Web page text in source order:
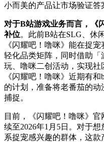
小而美的产品让市场验证答
对于B站游戏业务而言，《
补位。此前B站在SLG 、休
《闪耀吧！噜咪》能在捉
轻化品类矩阵，同时借助「
玩、噜咪二创活动，实现社
《闪耀吧！噜咪》 近期有和
的计划，准备将老番茄的
捕捉。
目前，《闪耀吧！噜咪》
续至2026年1 月 5日。对于
系捉宠感兴趣的群体，这款